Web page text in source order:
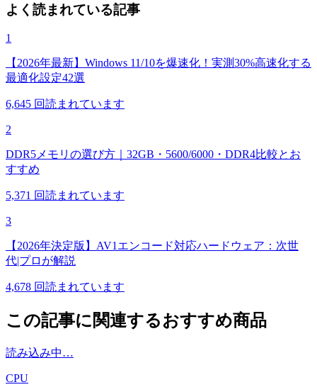
よく読まれている記事
1
【2026年最新】Windows 11/10を爆速化！実測30%高速化する
最適化設定42選
6,645 回読まれています
2
DDR5メモリの選び方｜32GB・5600/6000・DDR4比較とお
すすめ
5,371 回読まれています
3
【2026年決定版】AV1エンコード対応ハードウェア：次世
代|プロが解説
4,678 回読まれています
この記事に関連するおすすめ商品
読み込み中…
CPU